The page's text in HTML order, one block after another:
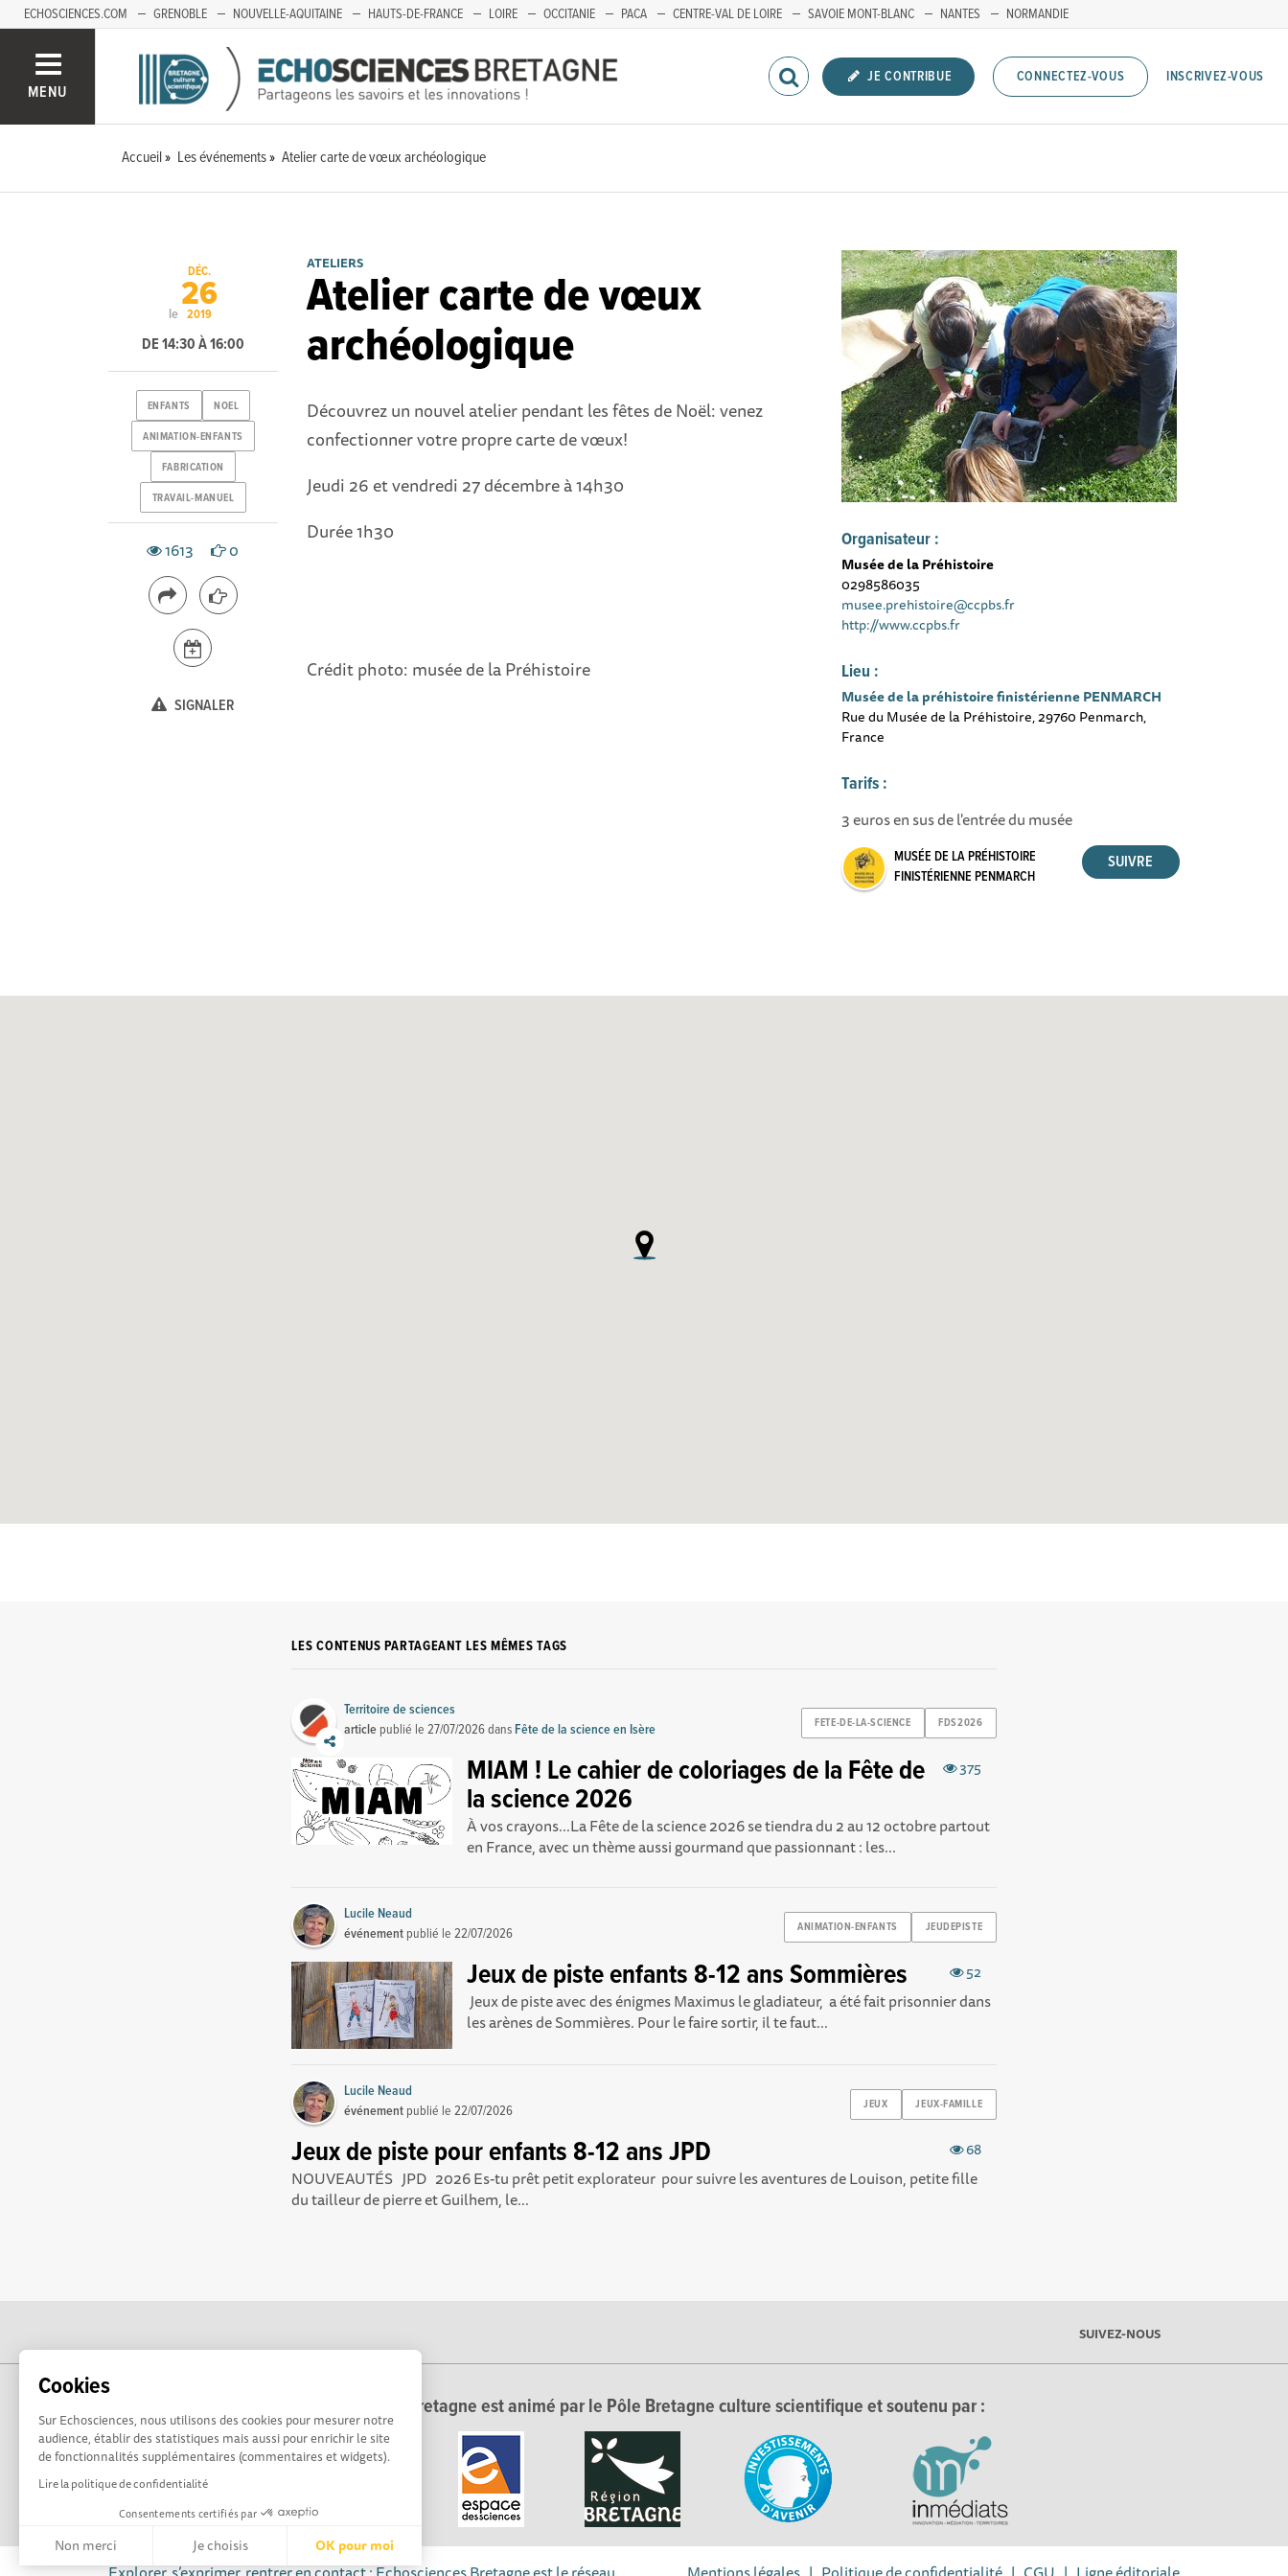
Cookies
Sur Echosciences, nous utilisons des cookies pour mesurer notre
audience, établir des statistiques mais aussi pour enrichir le site
de fonctionnalités supplémentaires (commentaires et widgets).
Lire la politique de confidentialité
Consentements certifiés par
Non merci Je choisis OK pour moi
ECHOSCIENCES.COM GRENOBLE NOUVELLE-AQUITAINE HAUTS-DE-FRANCE LOIRE OCCITANIE PACA CENTRE-VAL DE LOIRE SAVOIE MONT-BLANC NANTES NORMANDIE
MENU
JE CONTRIBUE CONNECTEZ-VOUS INSCRIVEZ-VOUS
Accueil Les événements Atelier carte de vœux archéologique
ATELIERS
Atelier carte de vœux
archéologique
Découvrez un nouvel atelier pendant les fêtes de Noël: venez
confectionner votre propre carte de vœux!
Jeudi 26 et vendredi 27 décembre à 14h30
Durée 1h30
Crédit photo: musée de la Préhistoire
Organisateur :
Musée de la Préhistoire
0298586035
musee.prehistoire@ccpbs.fr
http://www.ccpbs.fr
Lieu :
Musée de la préhistoire finistérienne PENMARCH
Rue du Musée de la Préhistoire, 29760 Penmarch,
France
Tarifs :
3 euros en sus de l'entrée du musée
MUSÉE DE LA PRÉHISTOIRE
FINISTÉRIENNE PENMARCH
le
DÉC.
26
2019
DE 14:30 À 16:00
ENFANTS NOEL
ANIMATION-ENFANTS
FABRICATION
TRAVAIL-MANUEL
1613 0
SIGNALER
LES CONTENUS PARTAGEANT LES MÊMES TAGS
FETE-DE-LA-SCIENCE FDS2026
Territoire de sciences
article publié le27/07/2026dans Fête de la science en Isère
375
MIAM ! Le cahier de coloriages de la Fête de
la science 2026
À vos crayons...La Fête de la science 2026 se tiendra du 2 au 12 octobre partout
en France, avec un thème aussi gourmand que passionnant : les...
ANIMATION-ENFANTS JEUDEPISTE
Lucile Neaud
événement publié le22/07/2026
52
Jeux de piste enfants 8-12 ans Sommières
Jeux de piste avec des énigmes Maximus le gladiateur, a été fait prisonnier dans
les arènes de Sommières. Pour le faire sortir, il te faut...
JEUX JEUX-FAMILLE
Lucile Neaud
événement publié le22/07/2026
68
Jeux de piste pour enfants 8-12 ans JPD
NOUVEAUTÉS JPD 2026 Es-tu prêt petit explorateur pour suivre les aventures de Louison, petite fille
du tailleur de pierre et Guilhem, le...
SUIVEZ-NOUS
Echosciences Bretagne est animé par le Pôle Bretagne culture scientifique et soutenu par :